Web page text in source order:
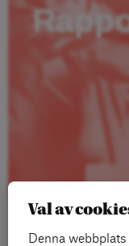
Val av
Denna